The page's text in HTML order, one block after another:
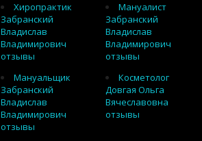
Хиропрактик
Забранский
Владислав
Владимирович
отзывы
Мануалист
Забранский
Владислав
Владимирович
отзывы
Мануальщик
Забранский
Владислав
Владимирович
отзывы
Косметолог
Довгая Ольга
Вячеславовна
отзывы